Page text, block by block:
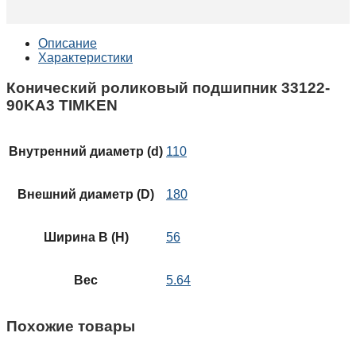
Описание
Характеристики
Конический роликовый подшипник 33122-
90KA3 TIMKEN
Внутренний диаметр (d) 110
Внешний диаметр (D) 180
Ширина B (H) 56
Вес 5.64
Похожие товары